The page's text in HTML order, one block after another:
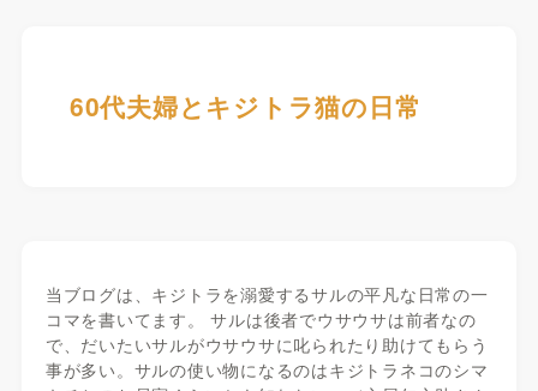
60代夫婦とキジトラ猫の日常
当ブログは、キジトラを溺愛するサルの平凡な日常の一
コマを書いてます。 サルは後者でウサウサは前者なの
で、だいたいサルがウサウサに叱られたり助けてもらう
事が多い。サルの使い物になるのはキジトラネコのシマ